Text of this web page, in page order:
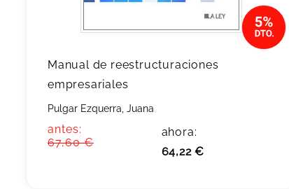
Manual de reestructuraciones
empresariales
Pulgar Ezquerra, Juana
antes:
67,60 €
ahora:
64,22 €